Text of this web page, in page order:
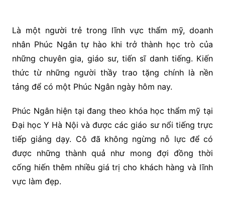
Là một người trẻ trong lĩnh vực thẩm mỹ, doanh
nhân Phúc Ngân tự hào khi trở thành học trò của
những chuyên gia, giáo sư, tiến sĩ danh tiếng. Kiến
thức từ những người thầy trao tặng chính là nền
tảng để có một Phúc Ngân ngày hôm nay.
Phúc Ngân hiện tại đang theo khóa học thẩm mỹ tại
Đại học Y Hà Nội và được các giáo sư nổi tiếng trực
tiếp giảng dạy. Cô đã không ngừng nỗ lực để có
được những thành quả như mong đợi đồng thời
cống hiến thêm nhiều giá trị cho khách hàng và lĩnh
vực làm đẹp.